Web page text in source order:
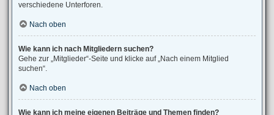
verschiedene Unterforen.
Nach oben
Wie kann ich nach Mitgliedern suchen?
Gehe zur „Mitglieder“-Seite und klicke auf „Nach einem Mitglied
suchen“.
Nach oben
Wie kann ich meine eigenen Beiträge und Themen finden?